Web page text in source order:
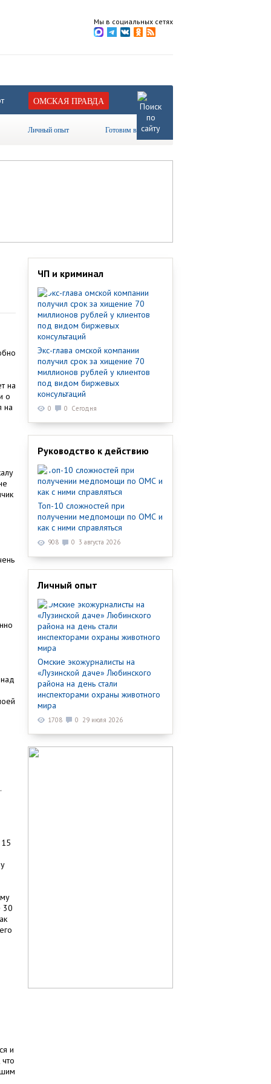
Мы в социальных сетях
ОМСКАЯ ПРАВДА
Личный опыт Готовим вместе
на
о
на
30
и
ЧП и криминал
Экс-глава омской компании
получил срок за хищение 70
миллионов рублей у клиентов
под видом биржевых
консультаций
0 0 Сегодня
Руководство к действию
Топ-10 сложностей при
получении медпомощи по ОМС и
как с ними справляться
908 0 3 августа 2026
Личный опыт
Омские экожурналисты на
«Лузинской даче» Любинского
района на день стали
инспекторами охраны животного
мира
1708 0 29 июля 2026